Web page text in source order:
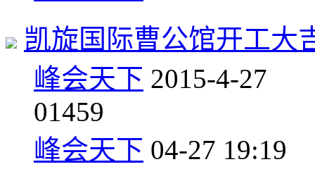
凯旋国际曹公馆开工大
峰会天下 2015-4-27
01459
峰会天下 04-27 19:19